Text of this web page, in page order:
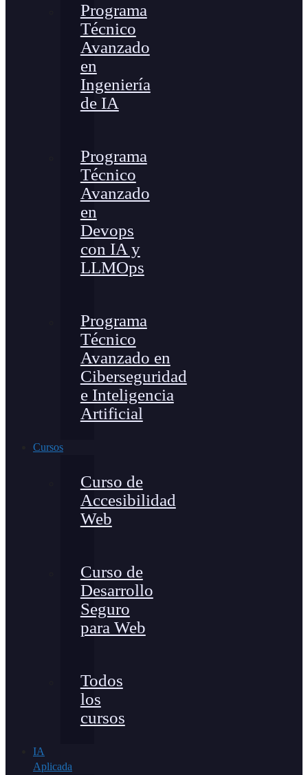
Programa
Técnico
Avanzado
en
Ingeniería
de IA
Programa
Técnico
Avanzado
en
Devops
con IA y
LLMOps
Programa
Técnico
Avanzado en
Ciberseguridad
e Inteligencia
Artificial
Cursos
Curso de
Accesibilidad
Web
Curso de
Desarrollo
Seguro
para Web
Todos
los
cursos
IA
Aplicada